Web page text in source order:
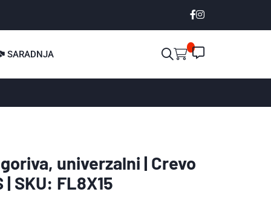
SARADNJA
univerzalni | Crevo
| SKU: FL8X15